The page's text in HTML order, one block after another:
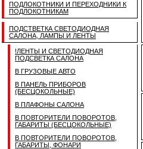
ПОДЛОКОТНИКИ И ПЕРЕХОДНИКИ К
ПОДЛОКОТНИКАМ
ПОДСТВЕТКА СВЕТОДИОДНАЯ
САЛОНА, ЛАМПЫ И ЛЕНТЫ
!ЛЕНТЫ И СВЕТОДИОДНАЯ
ПОДСВЕТКА САЛОНА
В ГРУЗОВЫЕ АВТО
В ПАНЕЛЬ ПРИБОРОВ
(БЕСЦОКОЛЬНЫЕ)
В ПЛАФОНЫ САЛОНА
В ПОВТОРИТЕЛИ ПОВОРОТОВ,
ГАБАРИТЫ (БЕСЦОКОЛЬНЫЕ)
В ПОВТОРИТЕЛИ ПОВОРОТОВ,
ГАБАРИТЫ, ФОНАРИ